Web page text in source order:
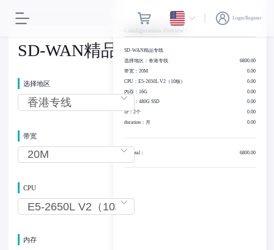
Login/Register
SD-WAN精品专线
选择地区
带宽
CPU
内存
Configuration Preview
SD-WAN精品专线
选择地区：香港专线
6800.00
带宽：20M
0.00
CPU：E5-2650L V2（10核）
0.00
内存：16G
0.00
硬盘：480G SSD
0.00
IP：2个
0.00
duration：月
0.00
Subtotal： 6800.00